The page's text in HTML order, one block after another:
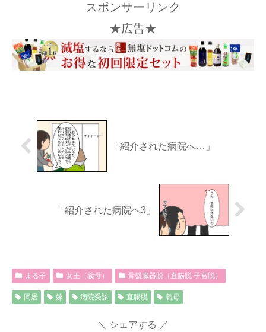
スポンサーリンク
★広告★
「紹介された病院へ…」
「紹介された病院へ3」
まる子 女王（義母） 骨盤臓器脱（直腸脱 子宮脱）
同居 嫁 病院受診 直腸脱 義母
シェアする